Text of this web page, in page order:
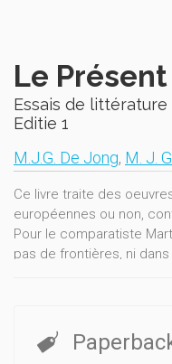
Le
Essais de
Editie 1
M.J.G. De Jong, M. J.
Ce livre traite des
européennes ou non,
Pour le comparatiste
pas de frontières, ni
débouche souvent sur
que soient sa langue et